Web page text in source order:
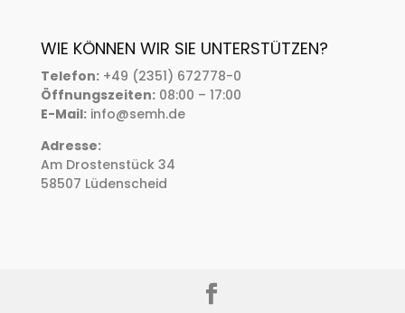
WIE KÖNNEN WIR SIE UNTERSTÜTZEN?
Telefon:+49 (2351) 672778-0
Öffnungszeiten:08:00 – 17:00
E-Mail:info@semh.de
Adresse:
Am Drostenstück 34
58507 Lüdenscheid